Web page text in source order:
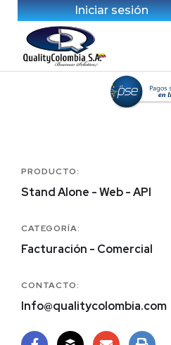
Iniciar sesión
PRODUCTO:
Stand Alone - Web - API
CATEGORÍA:
Facturación - Comercial
CONTACTO:
Info@qualitycolombia.com